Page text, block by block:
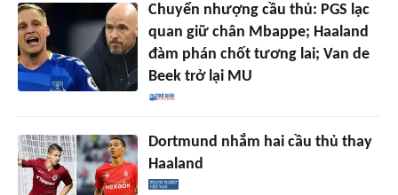
Chuyển nhượng cầu thủ: PGS lạc
quan giữ chân Mbappe; Haaland
đàm phán chốt tương lai; Van de
Beek trở lại MU
Dortmund nhắm hai cầu thủ thay
Haaland